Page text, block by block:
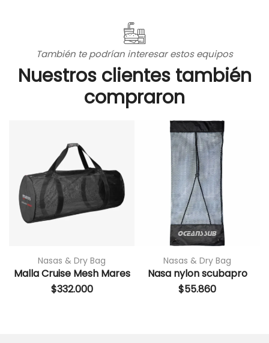
También te podrían interesar estos equipos
Nuestros clientes también
compraron
Nasas & Dry Bag
Malla Cruise Mesh Mares
$332.000
Nasas & Dry Bag
Nasa nylon scubapro
$55.860